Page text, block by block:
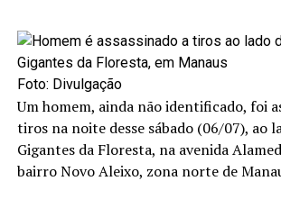
Foto: Divulgação
Um homem, ainda não identificado, foi
tiros na noite desse sábado (06/07), ao
Gigantes da Floresta, na avenida
bairro Novo Aleixo, zona norte de